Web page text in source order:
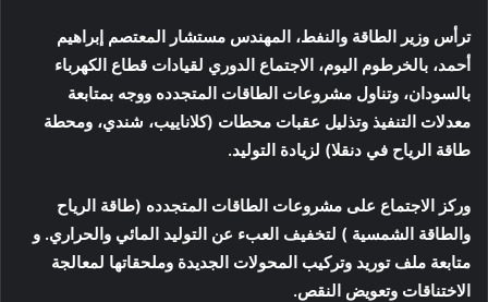
ترأس وزير الطاقة والنفط، المهندس مستشار المعتصم إبراهيم
أحمد، بالخرطوم اليوم، الاجتماع الدوري لقيادات قطاع الكهرباء
بالسودان، وتناول مشروعات الطاقات المتجدده ووجه بمتابعة
معدلات التنفيذ وتذليل عقبات محطات (كلاناييب، شندي، ومحطة
طاقة الرياح في دنقلا) لزيادة التوليد.
وركز الاجتماع على مشروعات الطاقات المتجدده (طاقة الرياح
والطاقة الشمسية ) لتخفيف العبء عن التوليد المائي والحراري. و
متابعة ملف توريد وتركيب المحولات الجديدة وملحقاتها لمعالجة
الاختناقات وتعويض النقص.